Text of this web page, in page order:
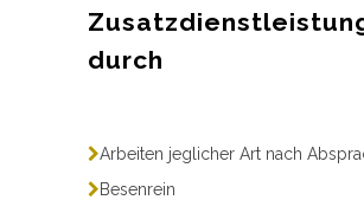
durch
Arbeiten jeglicher Art nach
Besenrein